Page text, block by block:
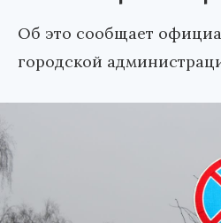
Об это сообщает
городской